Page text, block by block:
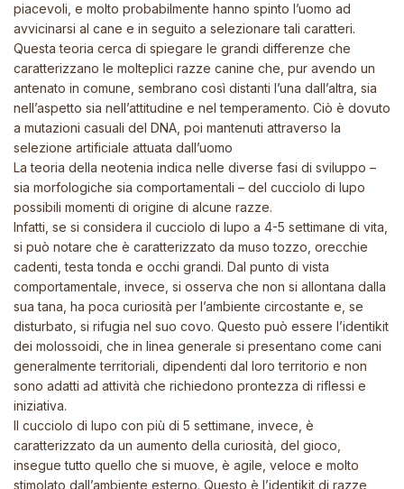
piacevoli, e molto probabilmente hanno spinto l’uomo ad
avvicinarsi al cane e in seguito a selezionare tali caratteri.
Questa teoria cerca di spiegare le grandi differenze che
caratterizzano le molteplici razze canine che, pur avendo un
antenato in comune, sembrano così distanti l’una dall’altra, sia
nell’aspetto sia nell’attitudine e nel temperamento. Ciò è dovuto
a mutazioni casuali del DNA, poi mantenuti attraverso la
selezione artificiale attuata dall’uomo
La teoria della neotenia indica nelle diverse fasi di sviluppo –
sia morfologiche sia comportamentali – del cucciolo di lupo
possibili momenti di origine di alcune razze.
Infatti, se si considera il cucciolo di lupo a 4-5 settimane di vita,
si può notare che è caratterizzato da muso tozzo, orecchie
cadenti, testa tonda e occhi grandi. Dal punto di vista
comportamentale, invece, si osserva che non si allontana dalla
sua tana, ha poca curiosità per l’ambiente circostante e, se
disturbato, si rifugia nel suo covo. Questo può essere l’identikit
dei molossoidi, che in linea generale si presentano come cani
generalmente territoriali, dipendenti dal loro territorio e non
sono adatti ad attività che richiedono prontezza di riflessi e
iniziativa.
Il cucciolo di lupo con più di 5 settimane, invece, è
caratterizzato da un aumento della curiosità, del gioco,
insegue tutto quello che si muove, è agile, veloce e molto
stimolato dall’ambiente esterno. Questo è l’identikit di razze